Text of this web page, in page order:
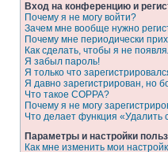
Вход на конференцию и
Почему я не могу войти?
Зачем мне вообще нужно
Почему мне периодически
Как сделать, чтобы я не
Я забыл пароль!
Я только что
Я давно зарегистрирован, но
Что такое COPPA?
Почему я не могу
Что делает функция
Параметры и настройки
Как мне изменить мои